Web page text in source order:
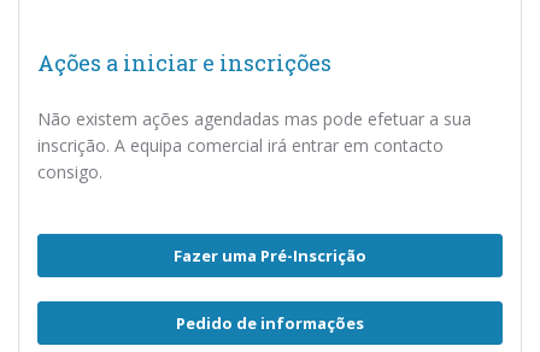
Ações a iniciar e inscrições
Não existem ações agendadas mas pode efetuar a sua
inscrição. A equipa comercial irá entrar em contacto
consigo.
Fazer uma Pré-Inscrição
Pedido de informações